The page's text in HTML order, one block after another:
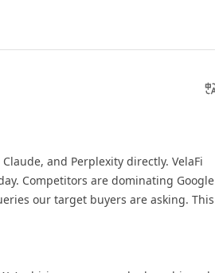
and Perplexity directly. VelaFi
Competitors are dominating Google
our target buyers are asking. This